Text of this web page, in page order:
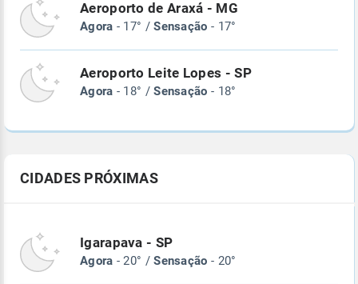
Aeroporto de Araxá - MG
Agora - 17° /Sensação - 17°
Aeroporto Leite Lopes - SP
Agora - 18° /Sensação - 18°
CIDADES PRÓXIMAS
Igarapava - SP
Agora - 20° /Sensação - 20°